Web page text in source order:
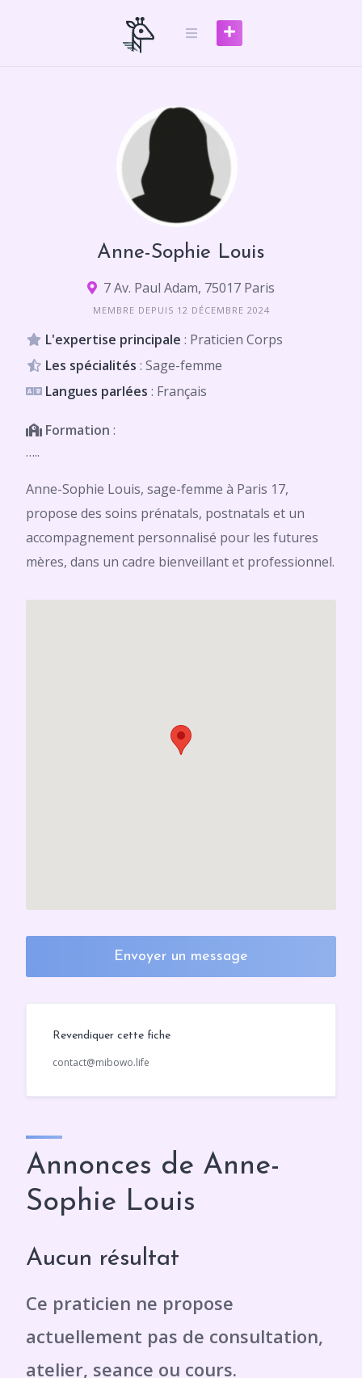
Anne-Sophie Louis
7 Av. Paul Adam, 75017 Paris
MEMBRE DEPUIS 12 DÉCEMBRE 2024
L'expertise principale : Praticien Corps
Les spécialités : Sage-femme
Langues parlées : Français
Formation :
…..
Anne-Sophie Louis, sage-femme à Paris 17,
propose des soins prénatals, postnatals et un
accompagnement personnalisé pour les futures
mères, dans un cadre bienveillant et professionnel.
Envoyer un message
Revendiquer cette fiche
contact@mibowo.life
Annonces de Anne-
Sophie Louis
Aucun résultat